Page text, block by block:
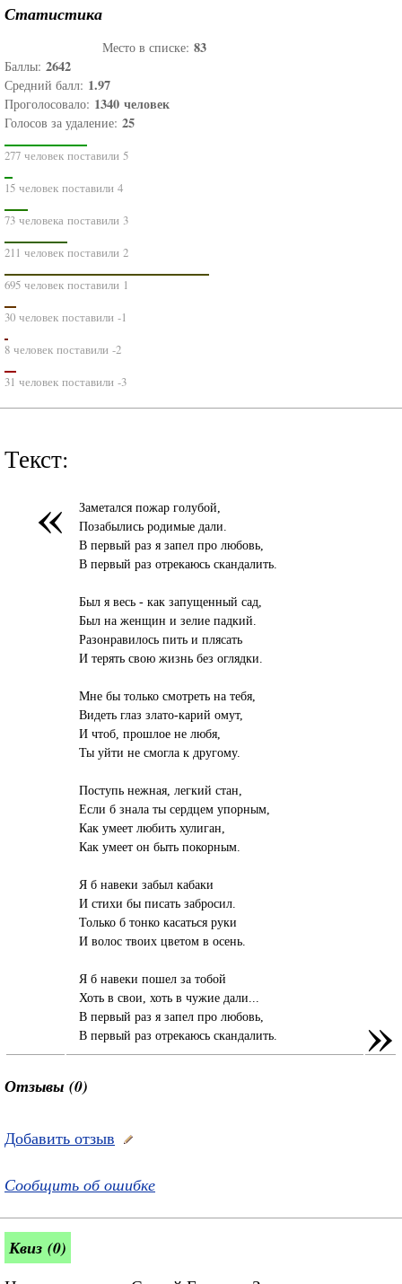
Статистика
Место в списке: 83
Баллы: 2642
Средний балл: 1.97
Проголосовало: 1340 человек
Голосов за удаление: 25
277 человек поставили 5
15 человек поставили 4
73 человека поставили 3
211 человек поставили 2
695 человек поставили 1
30 человек поставили -1
8 человек поставили -2
31 человек поставили -3
Текст:
«
Заметался пожар голубой,
Позабылись родимые дали.
В первый раз я запел про любовь,
В первый раз отрекаюсь скандалить.
Был я весь - как запущенный сад,
Был на женщин и зелие падкий.
Разонравилось пить и плясать
И терять свою жизнь без оглядки.
Мне бы только смотреть на тебя,
Видеть глаз злато-карий омут,
И чтоб, прошлое не любя,
Ты уйти не смогла к другому.
Поступь нежная, легкий стан,
Если б знала ты сердцем упорным,
Как умеет любить хулиган,
Как умеет он быть покорным.
Я б навеки забыл кабаки
И стихи бы писать забросил.
Только б тонко касаться руки
И волос твоих цветом в осень.
Я б навеки пошел за тобой
Хоть в свои, хоть в чужие дали...
В первый раз я запел про любовь,
В первый раз отрекаюсь скандалить.
»
Отзывы (0)
Добавить отзыв
Сообщить об ошибке
Квиз (0)